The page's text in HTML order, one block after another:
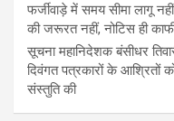
फर्जीवाड़े में समय सीमा लागू
की जरूरत नहीं, नोटिस ही
सूचना महानिदेशक बंसीधर
दिवंगत पत्रकारों के आश्रितों
संस्तुति की